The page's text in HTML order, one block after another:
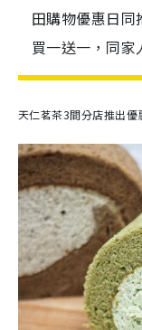
田購物優惠日
買一送一，同家
天仁茗茶3間分店推出優